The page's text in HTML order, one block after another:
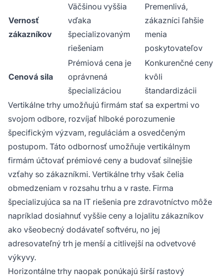
Vernosť
zákazníkov
Väčšinou vyššia
vďaka
špecializovaným
riešeniam
Premenlivá,
zákazníci ľahšie
menia
poskytovateľov
Cenová sila
Prémiová cena je
oprávnená
špecializáciou
Konkurenčné ceny
kvôli
štandardizácii
Vertikálne trhy umožňujú firmám stať sa expertmi vo
svojom odbore, rozvíjať hlboké porozumenie
špecifickým výzvam, reguláciám a osvedčeným
postupom. Táto odbornosť umožňuje vertikálnym
firmám účtovať prémiové ceny a budovať silnejšie
vzťahy so zákazníkmi. Vertikálne trhy však čelia
obmedzeniam v rozsahu trhu a v raste. Firma
špecializujúca sa na IT riešenia pre zdravotníctvo môže
napríklad dosiahnuť vyššie ceny a lojalitu zákazníkov
ako všeobecný dodávateľ softvéru, no jej
adresovateľný trh je menší a citlivejší na odvetvové
výkyvy.
Horizontálne trhy naopak ponúkajú širší rastový